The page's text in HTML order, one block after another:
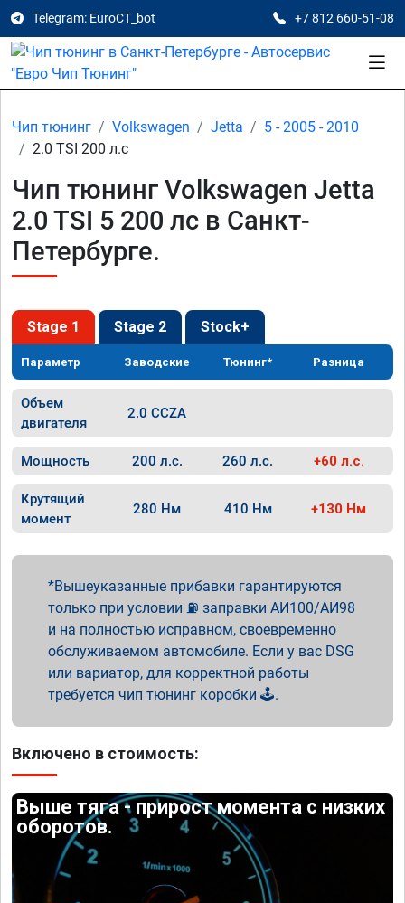
Telegram: EuroCT_bot +7 812 660-51-08
Чип тюнинг Volkswagen Jetta
5 - 2005 - 2010
2.0 TSI 200 л.с
Чип тюнинг Volkswagen Jetta
2.0 TSI 5 200 лс в Санкт-
Петербурге.
Stage 1 Stage 2 Stock+
Параметр Заводские Тюнинг* Разница
Объем
двигателя
2.0 CCZA
Мощность 200 л.с. 260 л.с. +60 л.с.
Крутящий
момент
280 Нм 410 Нм +130 Нм
Вышеуказанные прибавки гарантируются
только при условии ⛽ заправки АИ100/АИ98
и на полностью исправном, своевременно
обслуживаемом автомобиле. Если у вас DSG
или вариатор, для корректной работы
требуется чип тюнинг коробки 🕹️.
Включено в стоимость:
Выше тяга - прирост момента с низких
оборотов.